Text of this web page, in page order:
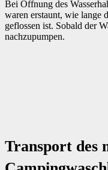
Bei Öffnung des
waren erstaunt, wie lange
geflossen ist. Sobald der
nachzupumpen.
Transport des